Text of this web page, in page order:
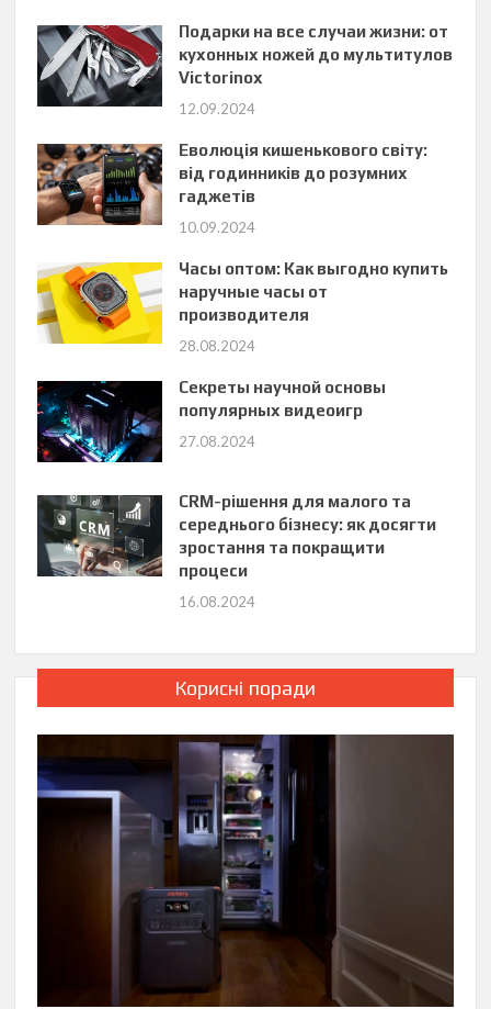
Подарки на все случаи жизни: от
кухонных ножей до мультитулов
Victorinox
12.09.2024
Еволюція кишенькового світу:
від годинників до розумних
гаджетів
10.09.2024
Часы оптом: Как выгодно купить
наручные часы от
производителя
28.08.2024
Секреты научной основы
популярных видеоигр
27.08.2024
CRM-рішення для малого та
середнього бізнесу: як досягти
зростання та покращити
процеси
16.08.2024
Корисні поради